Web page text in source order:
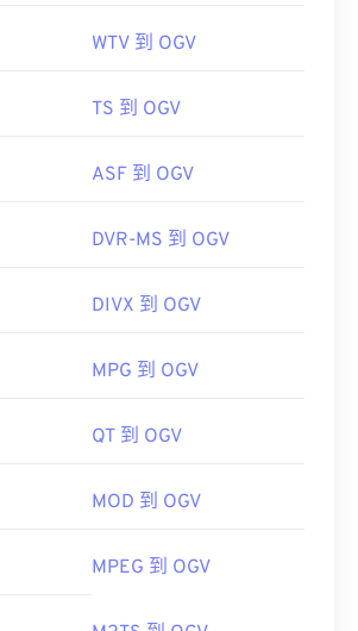
WTV 到 OGV
TS 到 OGV
ASF 到 OGV
DVR-MS 到 OGV
DIVX 到 OGV
MPG 到 OGV
QT 到 OGV
MOD 到 OGV
MPEG 到 OGV